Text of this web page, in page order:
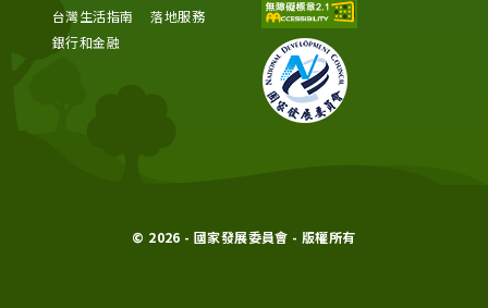
台灣生活指南
落地服務
銀行和金融
© 2026 - 國家發展委員會 - 版權所有